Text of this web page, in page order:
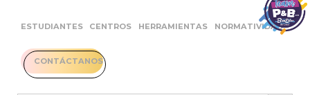
ESTUDIANTES CENTROS HERRAMIENTAS NORMATIVIDAD
CONTÁCTANOS